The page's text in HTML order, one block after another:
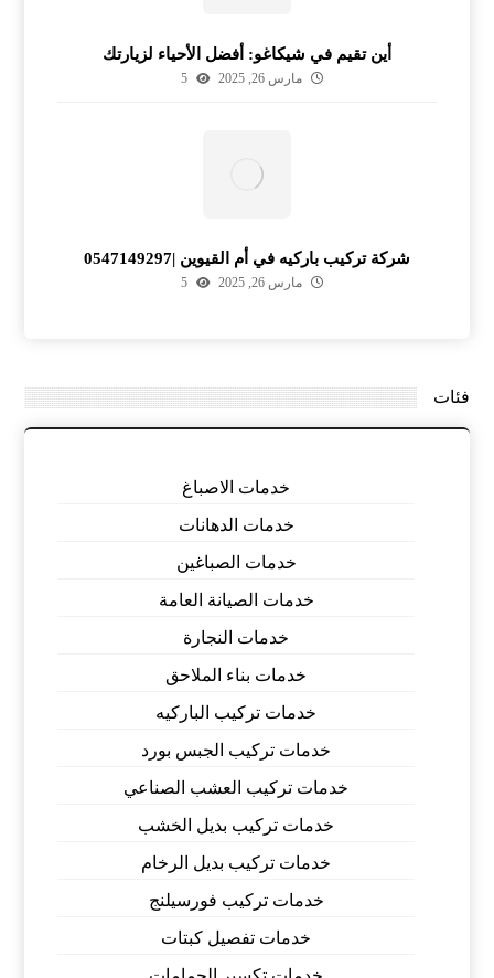
أين تقيم في شيكاغو: أفضل الأحياء لزيارتك
مارس 26, 2025 5
شركة تركيب باركيه في أم القيوين |0547149297
مارس 26, 2025 5
فئات
خدمات الاصباغ
خدمات الدهانات
خدمات الصباغين
خدمات الصيانة العامة
خدمات النجارة
خدمات بناء الملاحق
خدمات تركيب الباركيه
خدمات تركيب الجبس بورد
خدمات تركيب العشب الصناعي
خدمات تركيب بديل الخشب
خدمات تركيب بديل الرخام
خدمات تركيب فورسيلنج
خدمات تفصيل كبتات